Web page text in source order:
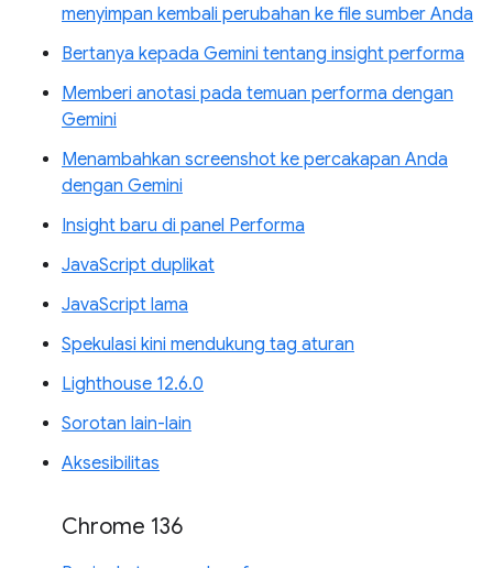
menyimpan kembali perubahan ke file sumber Anda
Bertanya kepada Gemini tentang insight performa
Memberi anotasi pada temuan performa dengan
Gemini
Menambahkan screenshot ke percakapan Anda
dengan Gemini
Insight baru di panel Performa
JavaScript duplikat
JavaScript lama
Spekulasi kini mendukung tag aturan
Lighthouse 12.6.0
Sorotan lain-lain
Aksesibilitas
Chrome 136